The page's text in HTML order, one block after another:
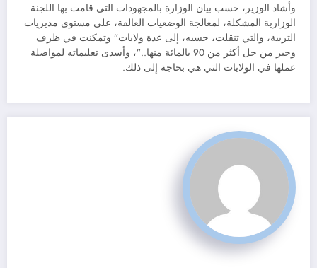
وأشاد الوزير، حسب بيان الوزارة بالمجهودات التي قامت بها اللجنة
الوزارية المشكلة، لمعالجة الوضعيات العالقة، على مستوى مديريات
التربية، والتي تنقلت، حسبه، إلى عدة ولايات” وتمكنت في ظرف
وجيز من حل أكثر من 90 بالمائة منها..”، وأسدى تعليماته لمواصلة
عملها في الولايات التي هي بحاجة إلى ذلك.